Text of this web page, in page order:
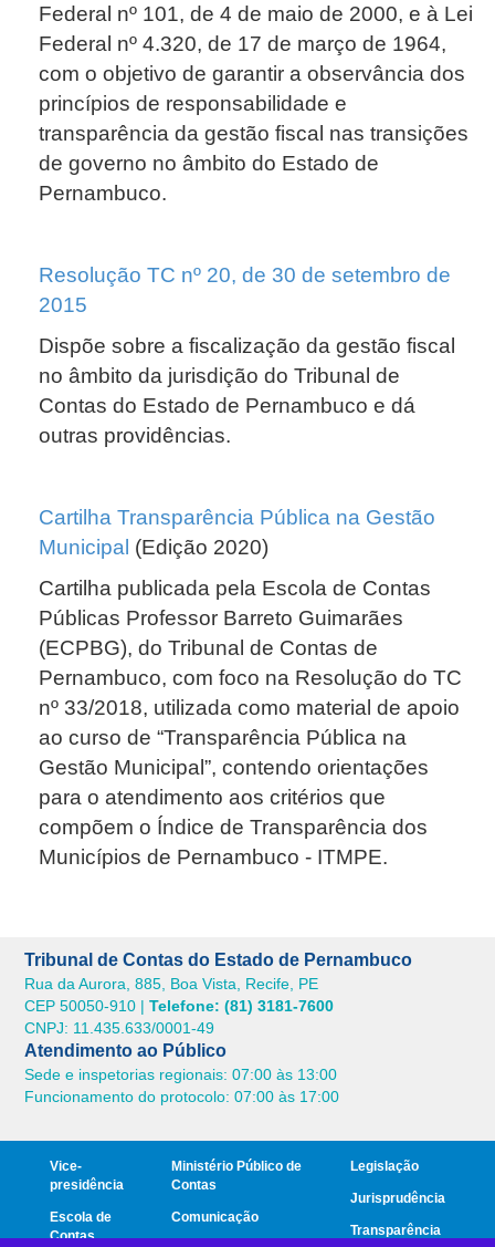
Federal nº 101, de 4 de maio de 2000, e à Lei
Federal nº 4.320, de 17 de março de 1964,
com o objetivo de garantir a observância dos
princípios de responsabilidade e
transparência da gestão fiscal nas transições
de governo no âmbito do Estado de
Pernambuco.
Resolução TC nº 20, de 30 de setembro de
2015
Dispõe sobre a fiscalização da gestão fiscal
no âmbito da jurisdição do Tribunal de
Contas do Estado de Pernambuco e dá
outras providências.
Cartilha Transparência Pública na Gestão
Municipal (Edição 2020)
Cartilha publicada pela Escola de Contas
Públicas Professor Barreto Guimarães
(ECPBG), do Tribunal de Contas de
Pernambuco, com foco na Resolução do TC
nº 33/2018, utilizada como material de apoio
ao curso de “Transparência Pública na
Gestão Municipal”, contendo orientações
para o atendimento aos critérios que
compõem o Índice de Transparência dos
Municípios de Pernambuco - ITMPE.
Tribunal de Contas do Estado de Pernambuco
Rua da Aurora, 885, Boa Vista, Recife, PE
CEP 50050-910 |Telefone: (81) 3181-7600
CNPJ: 11.435.633/0001-49
Atendimento ao Público
Sede e inspetorias regionais: 07:00 às 13:00
Funcionamento do protocolo: 07:00 às 17:00
Vice-
presidência
Escola de
Contas
Ministério Público de
Contas
Comunicação
Legislação
Jurisprudência
Transparência